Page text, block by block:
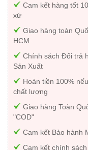
Cam kết hàng tốt
xứ
Giao hàng toàn
HCM
Chính sách Đổi trả
Sản Xuất
Hoàn tiền 100%
chất lượng
Giao hàng Toàn
"COD"
Cam kết Bảo hành
Cam kết chính